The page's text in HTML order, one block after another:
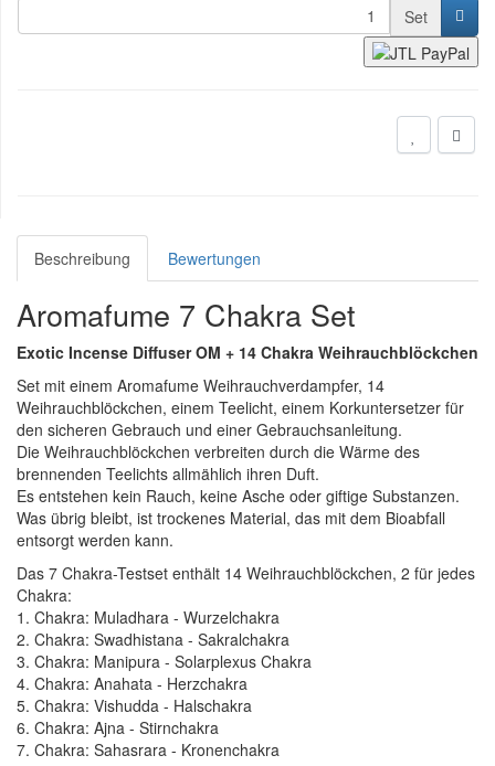
Set
Beschreibung Bewertungen
Aromafume 7 Chakra Set
Exotic Incense Diffuser OM + 14 Chakra Weihrauchblöckchen
Set mit einem Aromafume Weihrauchverdampfer, 14
Weihrauchblöckchen, einem Teelicht, einem Korkuntersetzer für
den sicheren Gebrauch und einer Gebrauchsanleitung.
Die Weihrauchblöckchen verbreiten durch die Wärme des
brennenden Teelichts allmählich ihren Duft.
Es entstehen kein Rauch, keine Asche oder giftige Substanzen.
Was übrig bleibt, ist trockenes Material, das mit dem Bioabfall
entsorgt werden kann.
Das 7 Chakra-Testset enthält 14 Weihrauchblöckchen, 2 für jedes
Chakra:
1. Chakra: Muladhara - Wurzelchakra
2. Chakra: Swadhistana - Sakralchakra
3. Chakra: Manipura - Solarplexus Chakra
4. Chakra: Anahata - Herzchakra
5. Chakra: Vishudda - Halschakra
6. Chakra: Ajna - Stirnchakra
7. Chakra: Sahasrara - Kronenchakra